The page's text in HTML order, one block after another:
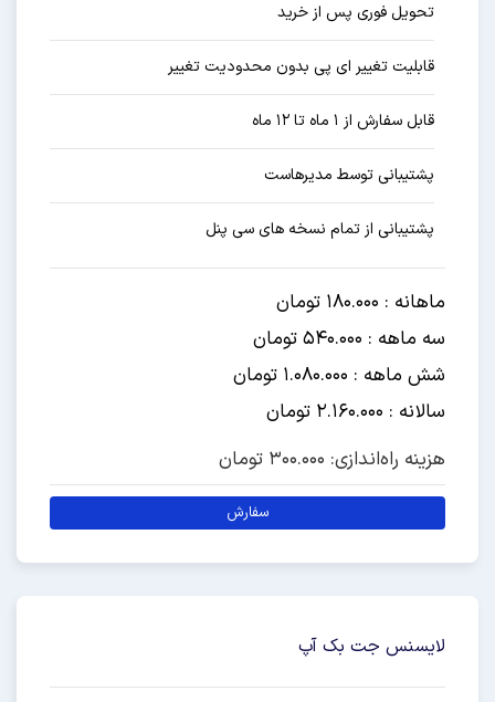
تحویل فوری پس از خرید
قابلیت تغییر ای پی بدون محدودیت تغییر
قابل سفارش از ۱ ماه تا ۱۲ ماه
پشتیبانی توسط مدیرهاست
پشتیبانی از تمام نسخه های سی پنل
ماهانه : 180.000 تومان
سه ماهه : 540.000 تومان
شش ماهه : 1.080.000 تومان
سالانه : 2.160.000 تومان
هزینه راه‌اندازی: 300.000 تومان
سفارش
لایسنس جت بک آپ